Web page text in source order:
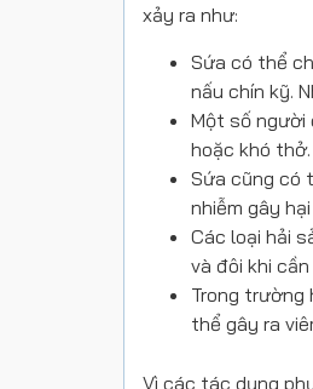
xảy ra như:
Sứa có thể
nấu chín kỹ.
Một số người
hoặc khó thở.
Sứa cũng có
nhiễm gây
Các loại hải
và đôi khi
Trong trường
thể gây ra
Vì các tác dụng